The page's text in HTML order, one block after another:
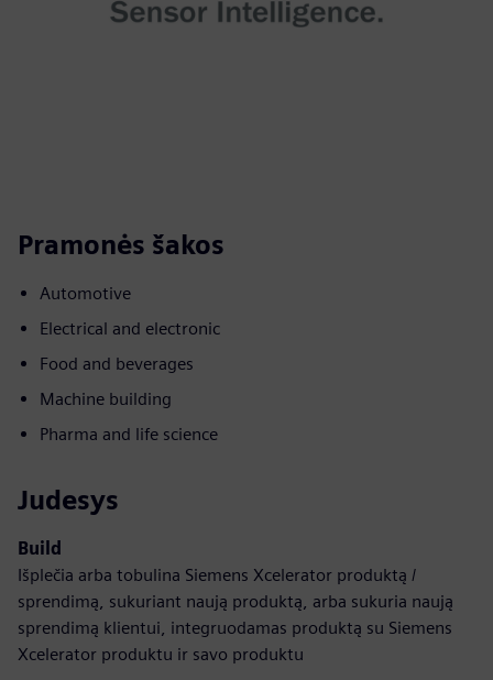
Pramonės šakos
Automotive
Electrical and electronic
Food and beverages
Machine building
Pharma and life science
Judesys
Build
Išplečia arba tobulina Siemens Xcelerator produktą /
sprendimą, sukuriant naują produktą, arba sukuria naują
sprendimą klientui, integruodamas produktą su Siemens
Xcelerator produktu ir savo produktu